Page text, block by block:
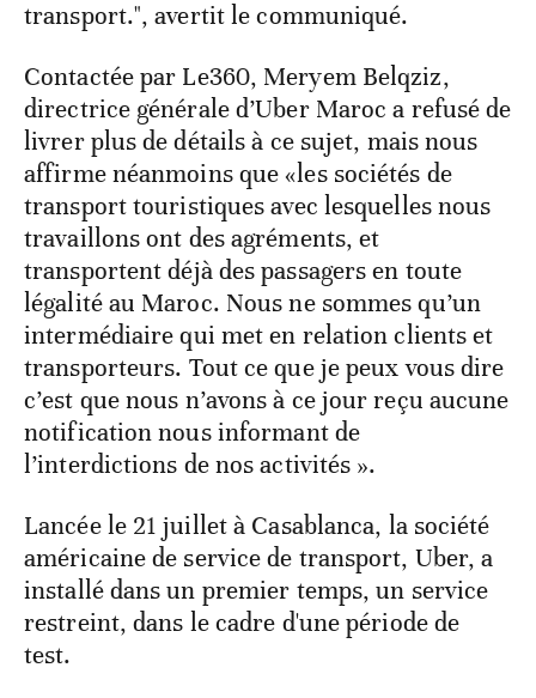
transport.", avertit le communiqué.
Contactée par Le360, Meryem Belqziz,
directrice générale d’Uber Maroc a refusé de
livrer plus de détails à ce sujet, mais nous
affirme néanmoins que «les sociétés de
transport touristiques avec lesquelles nous
travaillons ont des agréments, et
transportent déjà des passagers en toute
légalité au Maroc. Nous ne sommes qu’un
intermédiaire qui met en relation clients et
transporteurs. Tout ce que je peux vous dire
c’est que nous n’avons à ce jour reçu aucune
notification nous informant de
l’interdictions de nos activités ».
Lancée le 21 juillet à Casablanca, la société
américaine de service de transport, Uber, a
installé dans un premier temps, un service
restreint, dans le cadre d'une période de
test.